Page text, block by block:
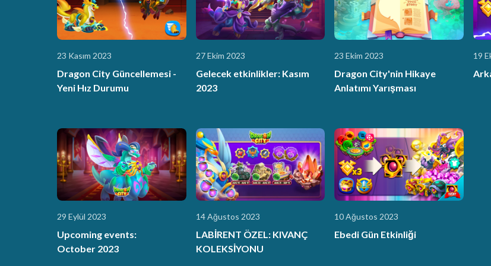
23 Kasım 2023
Dragon City Güncellemesi -
Yeni Hız Durumu
27 Ekim 2023
Gelecek etkinlikler: Kasım
2023
23 Ekim 2023
Dragon City'nin Hikaye
Anlatımı Yarışması
19
29 Eylül 2023
Upcoming events:
October 2023
14 Ağustos 2023
LABİRENT ÖZEL: KIVANÇ
KOLEKSİYONU
10 Ağustos 2023
Ebedi Gün Etkinliği